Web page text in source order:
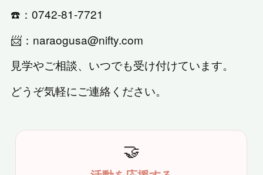
☎️：0742-81-7721
📨：naraogusa@nifty.com
見学やご相談、いつでも受け付けています。
どうぞ気軽にご連絡ください。